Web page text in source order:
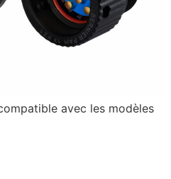
avec les modèles